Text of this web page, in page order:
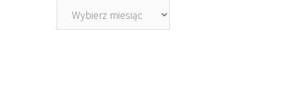
Archiwa